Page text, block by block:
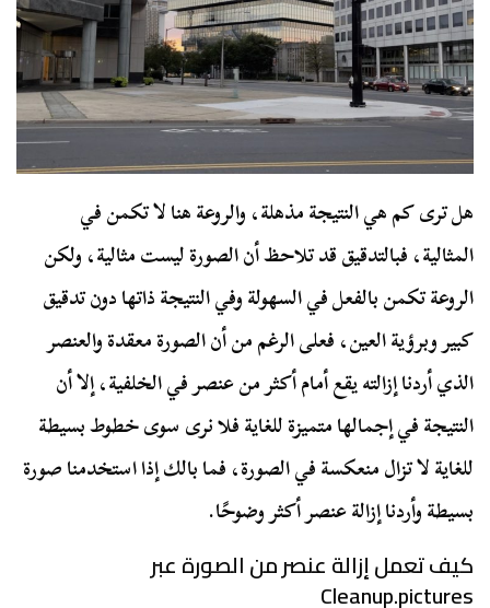
هل ترى كم هي النتيجة مذهلة، والروعة هنا لا تكمن في
المثالية، فبالتدقيق قد تلاحظ أن الصورة ليست مثالية، ولكن
الروعة تكمن بالفعل في السهولة وفي النتيجة ذاتها دون تدقيق
كبير وبرؤية العين، فعلى الرغم من أن الصورة معقدة والعنصر
الذي أردنا إزالته يقع أمام أكثر من عنصر في الخلفية، إلا أن
النتيجة في إجمالها متميزة للغاية فلا نرى سوى خطوط بسيطة
للغاية لا تزال منعكسة في الصورة، فما بالك إذا استخدمنا صورة
بسيطة وأردنا إزالة عنصر أكثر وضوحًا.
كيف تعمل إزالة عنصر من الصورة عبر
Cleanup.pictures